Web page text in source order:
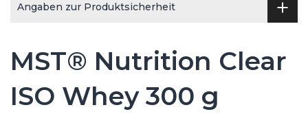
Angaben zur Produktsicherheit
MST® Nutrition Clear
ISO Whey 300 g